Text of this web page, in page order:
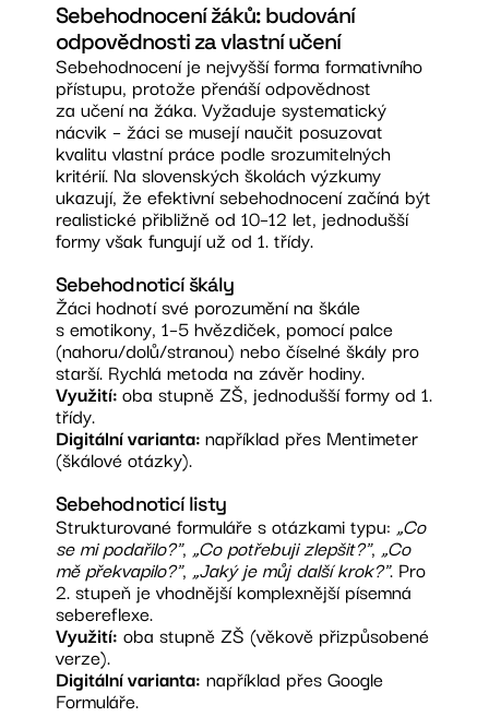
Sebehodnocení žáků: budování
odpovědnosti za vlastní učení
Sebehodnocení je nejvyšší forma formativního
přístupu, protože přenáší odpovědnost
za učení na žáka. Vyžaduje systematický
nácvik – žáci se musejí naučit posuzovat
kvalitu vlastní práce podle srozumitelných
kritérií. Na slovenských školách výzkumy
ukazují, že efektivní sebehodnocení začíná být
realistické přibližně od 10–12 let, jednodušší
formy však fungují už od 1. třídy.
Sebehodnoticí škály
Žáci hodnotí své porozumění na škále
s emotikony, 1–5 hvězdiček, pomocí palce
(nahoru/dolů/stranou) nebo číselné škály pro
starší. Rychlá metoda na závěr hodiny.
Využití:oba stupně ZŠ, jednodušší formy od 1.
třídy.
Digitální varianta:například přes Mentimeter
(škálové otázky).
Sebehodnoticí listy
Strukturované formuláře s otázkami typu: „Co
se mi podařilo?", „Co potřebuji zlepšit?", „Co
mě překvapilo?", „Jaký je můj další krok?". Pro
2. stupeň je vhodnější komplexnější písemná
sebereflexe.
Využití: oba stupně ZŠ (věkově přizpůsobené
verze).
Digitální varianta: například přes Google
Formuláře.